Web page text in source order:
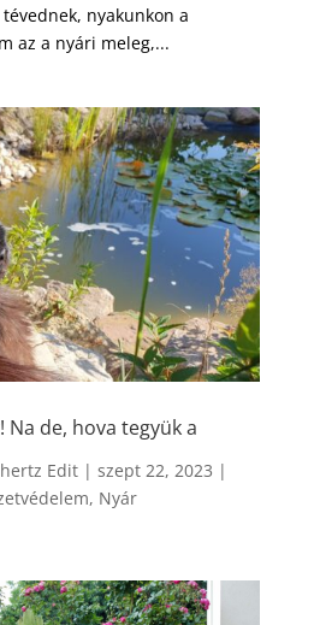
nyakunkon a
az a nyári meleg,...
de, hova tegyük a
Edit| szept 22, 2023 |
, Nyár